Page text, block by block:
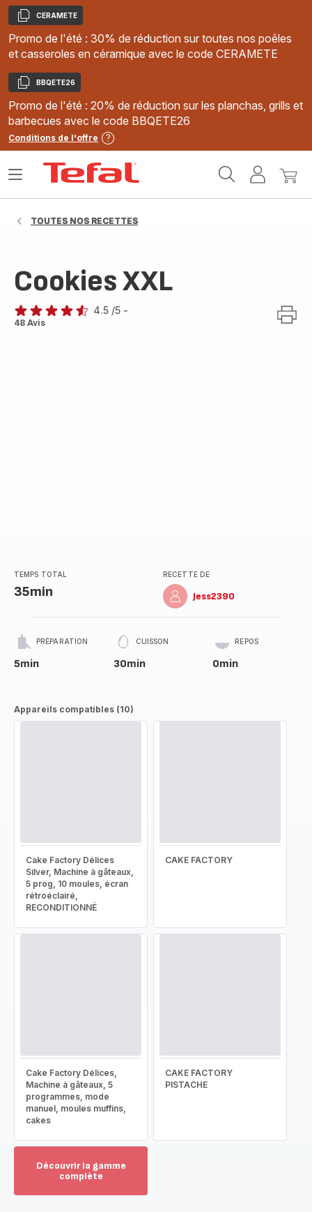
Copier
CERAMETE
Promo de l'été : 30% de réduction sur toutes nos poêles
et casseroles en céramique avec le code CERAMETE
Copier
BBQETE26
Promo de l'été : 20% de réduction sur les planchas, grills et
barbecues avec le code BBQETE26
Conditions de l'offre
MonMon
Ouvrir
TOUTES NOS RECETTES
Cookies XXL
ratings.4.5
4.5 /5 -
48 Avis
TEMPS TOTAL
35min
RECETTE DE
Jess2390
PRÉPARATION
5min
CUISSON
30min
REPOS
0min
Appareils compatibles (10)
Cake Factory Délices
Silver, Machine à gâteaux,
5 prog, 10 moules, écran
rétroéclairé,
RECONDITIONNÉ
CAKE FACTORY
Cake Factory Délices,
Machine à gâteaux, 5
programmes, mode
manuel, moules muffins,
cakes
CAKE FACTORY
PISTACHE
Découvrir la gamme
complète